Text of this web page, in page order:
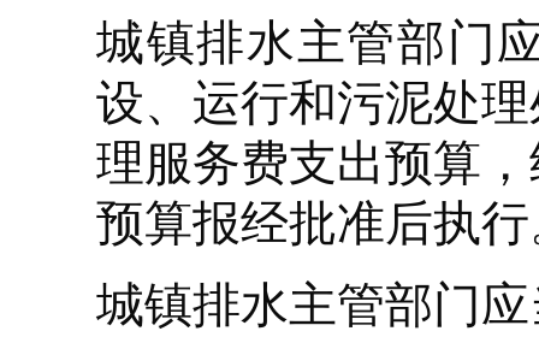
城镇排水主管部门
设、运行和污泥处
理服务费支出预算
预算报经批准后执
城镇排水主管部门